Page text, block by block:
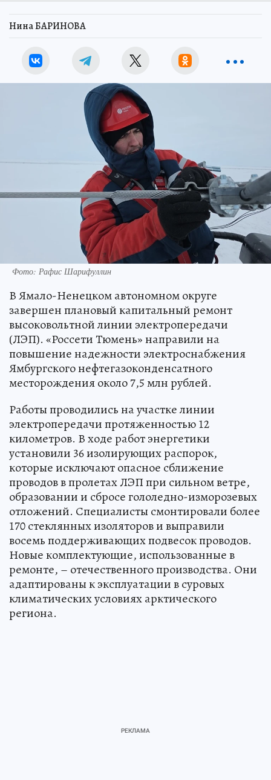
Нина БАРИНОВА
Фото: Рафис Шарифуллин
В Ямало-Ненецком автономном округе
завершен плановый капитальный ремонт
высоковольтной линии электропередачи
(ЛЭП). «Россети Тюмень» направили на
повышение надежности электроснабжения
Ямбургского нефтегазоконденсатного
месторождения около 7,5 млн рублей.
Работы проводились на участке линии
электропередачи протяженностью 12
километров. В ходе работ энергетики
установили 36 изолирующих распорок,
которые исключают опасное сближение
проводов в пролетах ЛЭП при сильном ветре,
образовании и сбросе гололедно-изморозевых
отложений. Специалисты смонтировали более
170 стеклянных изоляторов и выправили
восемь поддерживающих подвесок проводов.
Новые комплектующие, использованные в
ремонте, – отечественного производства. Они
адаптированы к эксплуатации в суровых
климатических условиях арктического
региона.